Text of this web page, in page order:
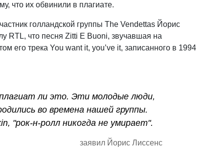
что их обвинили в плагиате.
голландской группы The Vendettas Йорис
RTL, что песня Zitti E Buoni, звучавшая на
его трека You want it, you’ve it, записанного в 1994
ли это. Эти молодые люди,
во времена нашей группы.
"рок-н-ролл никогда не умирает".
заявил Йорис Лиссенс